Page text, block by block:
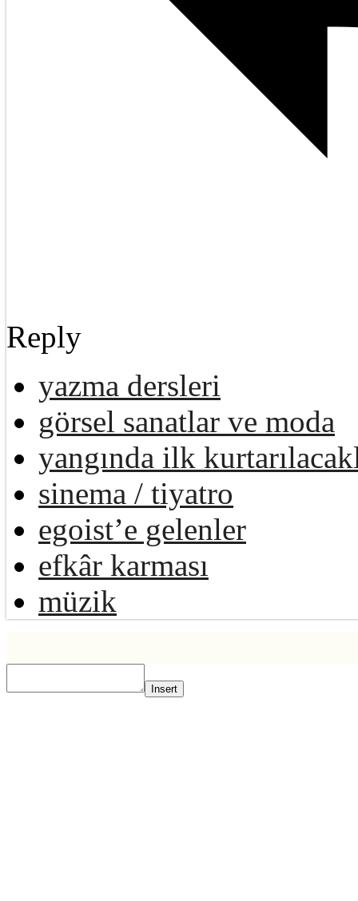
Reply
yazma dersleri
görsel sanatlar ve moda
yangında ilk
sinema / tiyatro
egoist’e gelenler
efkâr karması
müzik
Insert